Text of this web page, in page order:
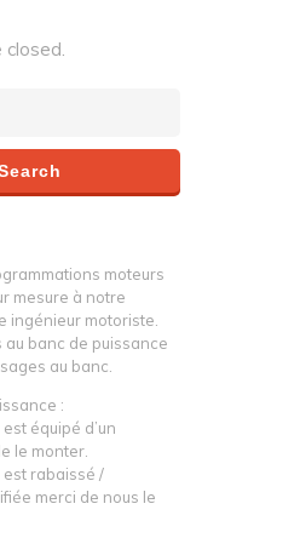
closed.
moteurs
mesure à notre
ingénieur motoriste.
au banc de puissance
au banc.
:
équipé d’un
le monter.
est rabaissé /
merci de nous le